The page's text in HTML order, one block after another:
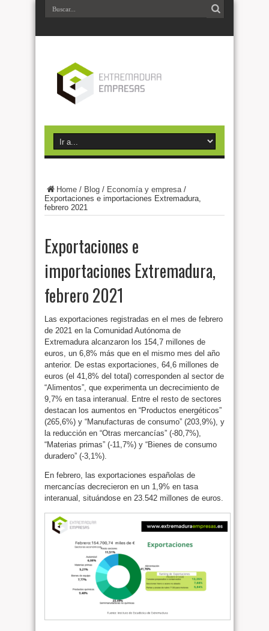
Home / Blog / Economía y empresa/
Exportaciones e importaciones Extremadura,
febrero 2021
Exportaciones e
importaciones Extremadura,
febrero 2021
Las exportaciones registradas en el mes de febrero
de 2021 en la Comunidad Autónoma de
Extremadura alcanzaron los 154,7 millones de
euros, un 6,8% más que en el mismo mes del año
anterior. De estas exportaciones, 64,6 millones de
euros (el 41,8% del total) corresponden al sector de
“Alimentos”, que experimenta un decrecimiento de
9,7% en tasa interanual. Entre el resto de sectores
destacan los aumentos en “Productos energéticos”
(265,6%) y “Manufacturas de consumo” (203,9%), y
la reducción en “Otras mercancías” (-80,7%),
“Materias primas” (-11,7%) y “Bienes de consumo
duradero” (-3,1%).
En febrero, las exportaciones españolas de
mercancías decrecieron en un 1,9% en tasa
interanual, situándose en 23.542 millones de euros.